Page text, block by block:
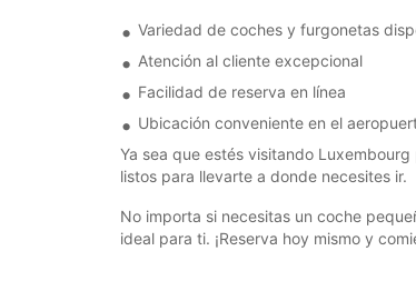
Variedad de coches y furgonetas
Atención al cliente excepcional
Facilidad de reserva en línea
Ubicación conveniente en el
Ya sea que estés visitando
listos para llevarte a donde necesites ir.
No importa si necesitas un coche
ideal para ti. ¡Reserva hoy mismo y